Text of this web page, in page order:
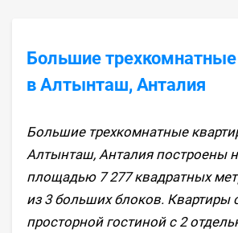
Большие
в Алтынташ, Анталия
Большие трехкомнатные
Алтынташ, Анталия построены
площадью 7 277 квадратных
из 3 больших блоков. Квартиры
просторной гостиной с 2